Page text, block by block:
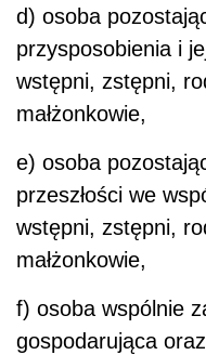
d) osoba
przysposobienia i
wstępni, zstępni,
małżonkowie,
e) osoba
przeszłości we
wstępni, zstępni,
małżonkowie,
f) osoba wspólnie
gospodarująca